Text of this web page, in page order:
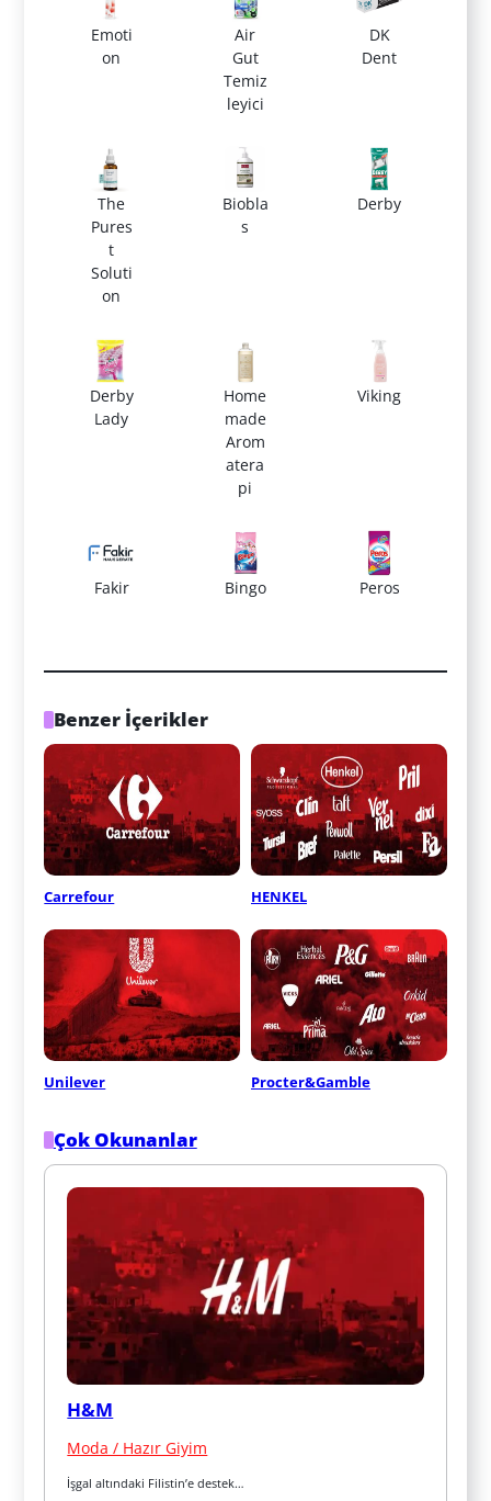
Emoti
on
Air
Gut
Temiz
leyici
DK
Dent
The
Pures
t
Soluti
on
Biobla
s
Derby
Derby
Lady
Home
made
Arom
atera
pi
Viking
Fakir Bingo Peros
Benzer İçerikler
Carrefour HENKEL
Unilever Procter&Gamble
Çok Okunanlar
H&M
Moda / Hazır Giyim
İşgal altındaki Filistin’e destek…